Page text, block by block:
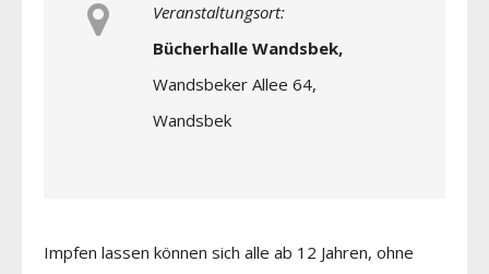
Veranstaltungsort:
Bücherhalle Wandsbek,
Wandsbeker Allee 64,
Wandsbek
Impfen lassen können sich alle ab 12 Jahren, ohne